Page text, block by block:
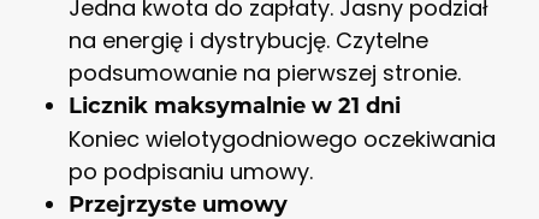
Jedna kwota do zapłaty. Jasny podział
na energię i dystrybucję. Czytelne
podsumowanie na pierwszej stronie.
Licznik maksymalnie w 21 dni
Koniec wielotygodniowego oczekiwania
po podpisaniu umowy.
Przejrzyste umowy